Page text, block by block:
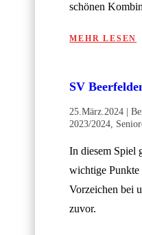
schönen
MEHR LESEN
SV
25.März.2024 |
2023/2024,
In diesem Spiel
wichtige
Vorzeichen bei
zuvor.